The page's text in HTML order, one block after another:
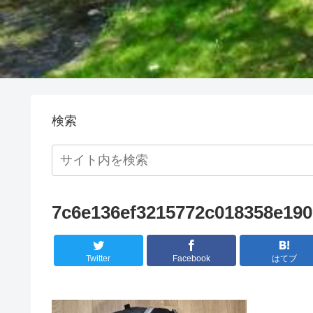
検索
Twitter Facebook はてブ